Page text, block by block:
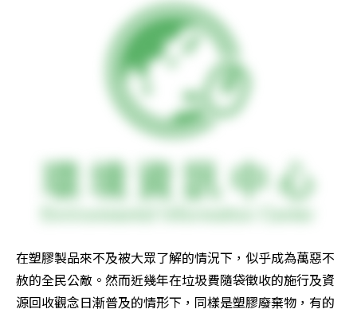
在塑膠製品來不及被大眾了解的情況下，似乎成為萬惡不
赦的全民公敵。然而近幾年在垃圾費隨袋徵收的施行及資
源回收觀念日漸普及的情形下，同樣是塑膠廢棄物，有的